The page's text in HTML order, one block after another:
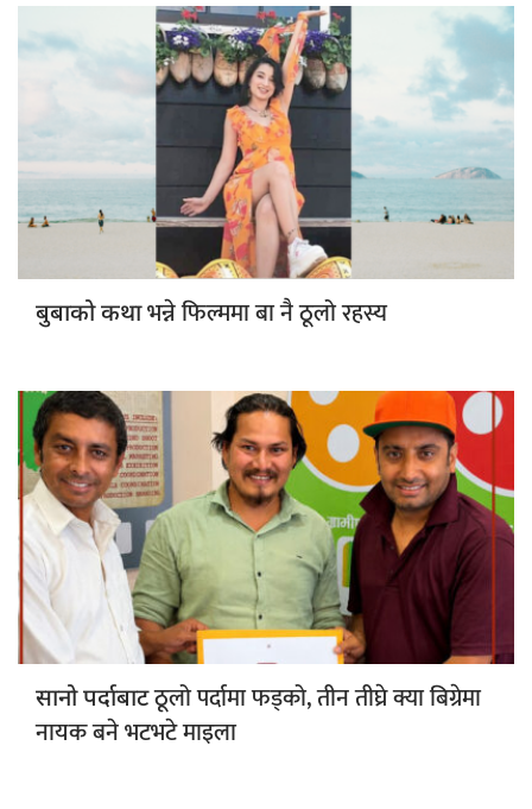
बुबाको कथाभन्ने फिल्ममा बा नै ठूलो रहस्य
सानो पर्दाबाटठूलो पर्दामा फड्को, तीन तीघ्रे क्या बिग्रेमा
नायक बने भटभटे माइला